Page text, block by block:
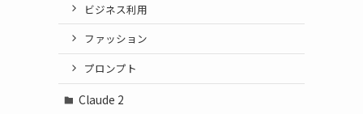
ビジネス利用
ファッション
プロンプト
Claude 2